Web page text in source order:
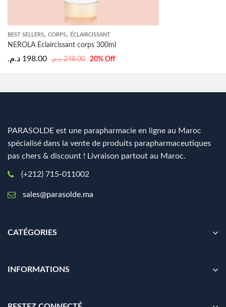
BEST SELLERS, CORPS, ÉCLAIRCISSANT
NEROLA Éclaircissant corps 300ml
248.00 د.م. 198.00 د.م. 20% Off
PARASOLDE est une parapharmacie en ligne au Maroc
spécialisé dans la vente de produits parapharmaceutiques
pas chers & discount ! Livraison partout au Maroc.
(+212) 715-011002
sales@parasolde.ma
CATÉGORIES
INFORMATIONS